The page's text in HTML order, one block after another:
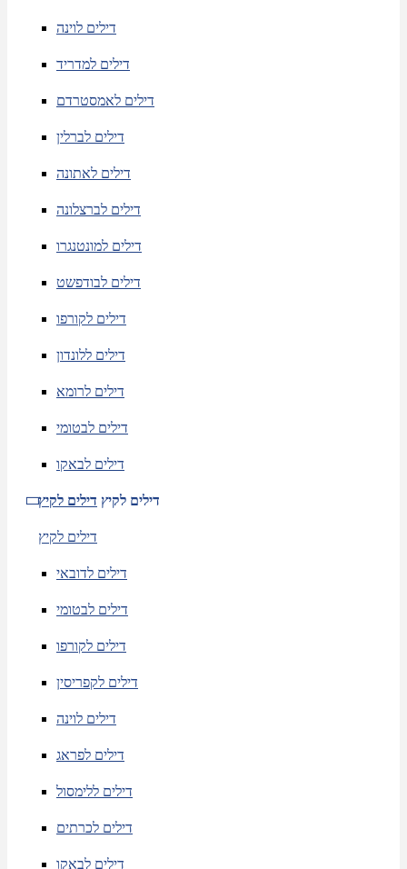
דילים לוינה
דילים למדריד
דילים לאמסטרדם
דילים לברלין
דילים לאתונה
דילים לברצלונה
דילים למונטנגרו
דילים לבודפשט
דילים לקורפו
דילים ללונדון
דילים לרומא
דילים לבטומי
דילים לבאקו
דילים לקיץ דילים לקיץ
דילים לקיץ
דילים לדובאי
דילים לבטומי
דילים לקורפו
דילים לקפריסין
דילים לוינה
דילים לפראג
דילים ללימסול
דילים לכרתים
דילים לבאקו